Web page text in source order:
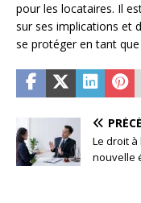
pour les locataires. Il
sur ses implications et
se protéger en tant
Le droit
nouvelle